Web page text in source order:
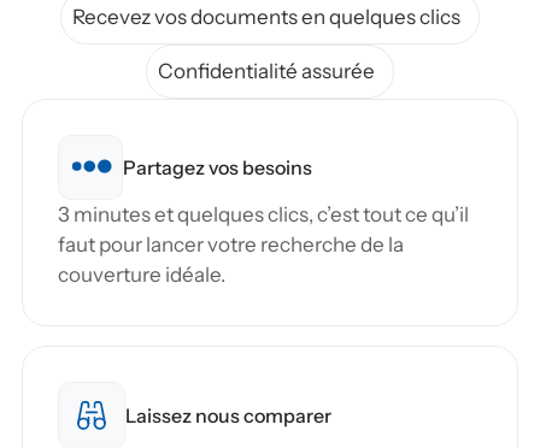
Recevez vos documents en quelques clics
Confidentialité assurée
Partagez vos besoins
3 minutes et quelques clics, c’est tout ce qu’il
faut pour lancer votre recherche de la
couverture idéale.
Laissez nous comparer